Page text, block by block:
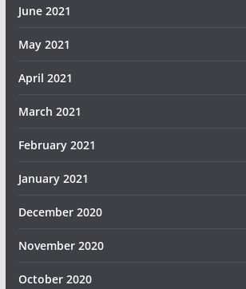
June 2021
May 2021
April 2021
March 2021
February 2021
January 2021
December 2020
November 2020
October 2020